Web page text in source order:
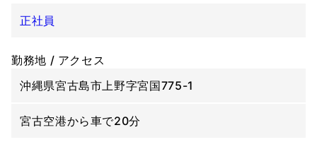
正社員
勤務地 / アクセス
沖縄県宮古島市上野字宮国775-1
宮古空港から車で20分